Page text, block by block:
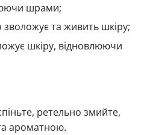
шрами;
зволожує та живить шкіру;
шкіру, відновлюючи
ретельно змийте,
ароматною.